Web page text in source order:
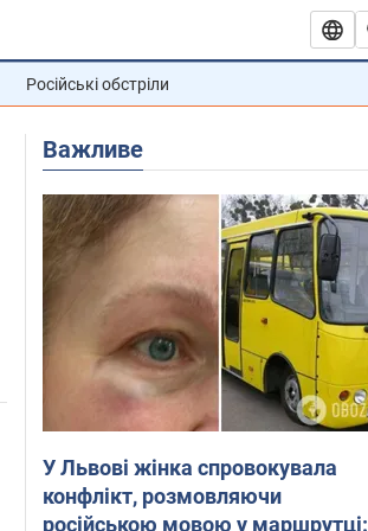
Російські обстріли
Важливе
У Львові жінка спровокувала
конфлікт, розмовляючи
російською мовою у маршрутці: